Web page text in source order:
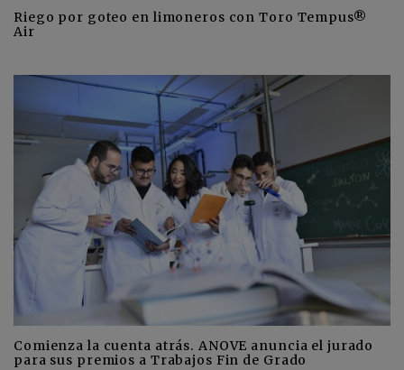
Riego por goteo en limoneros con Toro Tempus®
Air
Comienza la cuenta atrás. ANOVE anuncia el jurado
para sus premios a Trabajos Fin de Grado